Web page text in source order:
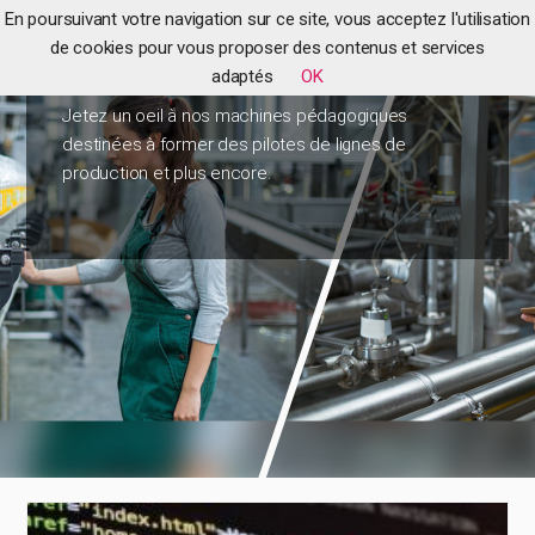
Nos maquettes pédagogiques
Jetez un oeil à nos machines pédagogiques
destinées à former des pilotes de lignes de
production et plus encore.
En poursuivant votre navigation sur ce site, vous acceptez l'utilisation
de cookies pour vous proposer des contenus et services
adaptés
OK